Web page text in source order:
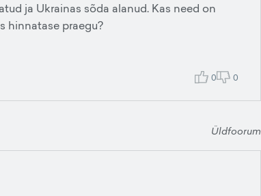
ja Ukrainas sõda alanud. Kas need on
hinnatase praegu?
0 0
Üldfoorum